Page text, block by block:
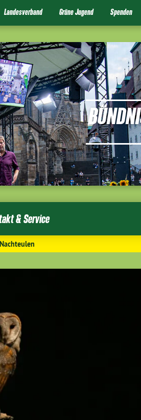
Landesverband Grüne Jugend Spenden
& Service